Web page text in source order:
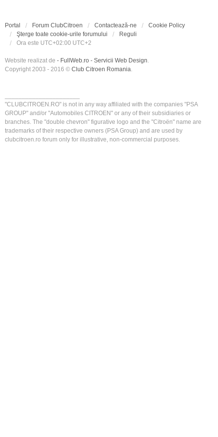
Portal Forum ClubCitroen Contactează-ne
Cookie Policy
Şterge toate cookie-urile forumului
Reguli
Ora este UTC+02:00 UTC+2
Website realizat de - FullWeb.ro - Servicii Web Design.
Copyright 2003 - 2016 © Club Citroen Romania.
"CLUBCITROEN.RO" is not in any way affiliated with the companies "PSA
GROUP" and/or "Automobiles CITROEN" or any of their subsidiaries or
branches. The "double chevron" figurative logo and the "Citroën" name are
trademarks of their respective owners (PSA Group) and are used by
clubcitroen.ro forum only for illustrative, non-commercial purposes.